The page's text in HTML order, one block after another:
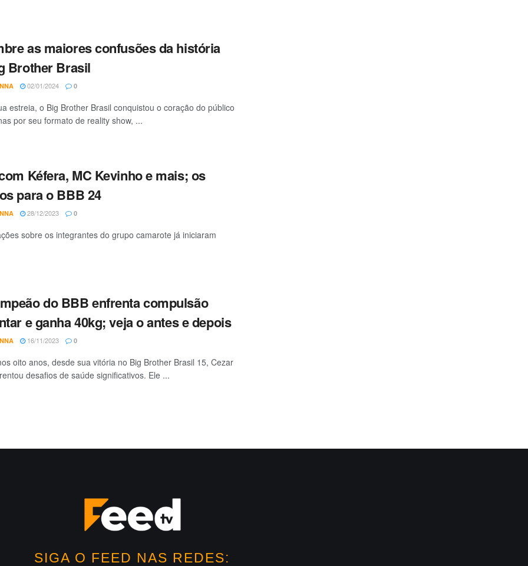
as maiores confusões da história
Brother Brasil
02/01/2024 0
estreia, o Big Brother Brasil conquistou o coração do público
por seu formato de reality show, ...
Kéfera, MC Kevinho e mais; os
para o BBB 24
28/12/2023 0
sobre os integrantes do grupo camarote já iniciaram
do BBB enfrenta compulsão
e ganha 40kg; veja o antes e depois
16/11/2023 0
oito anos, desde sua vitória no Big Brother Brasil 15, Cezar
desafios de saúde significativos. Ele ...
SIGA O FEED NAS REDES: